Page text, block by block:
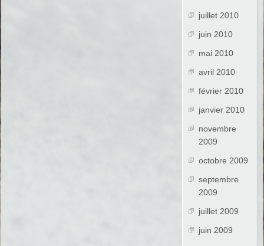
juillet 2010
juin 2010
mai 2010
avril 2010
février 2010
janvier 2010
novembre
2009
octobre 2009
septembre
2009
juillet 2009
juin 2009